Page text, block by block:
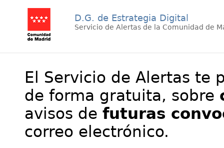
D.G. de Estrategia Digital
Servicio de Alertas de la Comunidad de
El Servicio de Alertas te
de forma gratuita, sobre
avisos de futuras
correo electrónico.